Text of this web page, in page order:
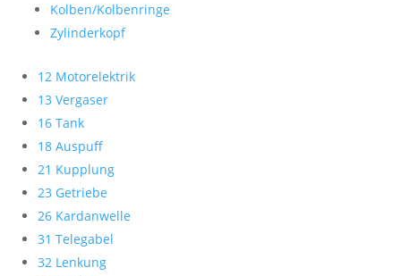
Kolben/Kolbenringe
Zylinderkopf
12 Motorelektrik
13 Vergaser
16 Tank
18 Auspuff
21 Kupplung
23 Getriebe
26 Kardanwelle
31 Telegabel
32 Lenkung